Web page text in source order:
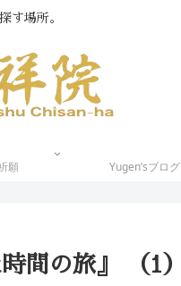
す場所。
願 Yugen’sブログ
間の旅』 （1）